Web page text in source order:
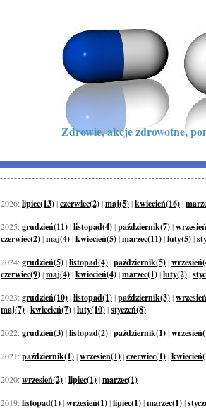
Zdrowie, akcje zdrowotne,
2026:lipiec(13)|czerwiec(2)|maj(5)|kwiecień(16)|
2025:grudzień(11)|listopad(4)|październik(7)|
czerwiec(2)|maj(4)|kwiecień(5)|marzec(11)|luty(5)|
2024:grudzień(5)|listopad(4)|październik(5)|
czerwiec(9)|maj(4)|kwiecień(4)|marzec(1)|luty(2)|
2023:grudzień(10)|listopad(1)|październik(3)|
maj(7)|kwiecień(7)|luty(10)|styczeń(8)
2022:grudzień(3)|listopad(2)|październik(1)|
2021:październik(1)|wrzesień(1)|czerwiec(1)|
2020:wrzesień(2)|lipiec(1)|marzec(1)
2019:listopad(1)|wrzesień(1)|lipiec(1)|marzec(1)|